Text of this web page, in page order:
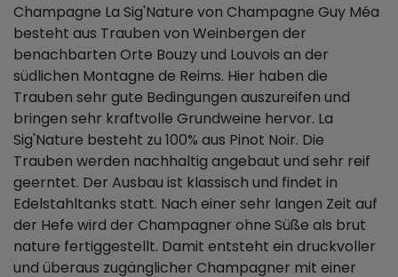
Champagne La Sig'Nature von Champagne Guy Méa
besteht aus Trauben von Weinbergen der
benachbarten Orte Bouzy und Louvois an der
südlichen Montagne de Reims. Hier haben die
Trauben sehr gute Bedingungen auszureifen und
bringen sehr kraftvolle Grundweine hervor. La
Sig'Nature besteht zu 100% aus Pinot Noir. Die
Trauben werden nachhaltig angebaut und sehr reif
geerntet. Der Ausbau ist klassisch und findet in
Edelstahltanks statt. Nach einer sehr langen Zeit auf
der Hefe wird der Champagner ohne Süße als brut
nature fertiggestellt. Damit entsteht ein druckvoller
und überaus zugänglicher Champagner mit einer